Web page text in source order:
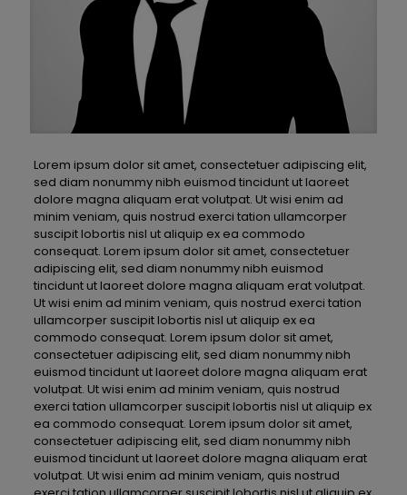
Lorem ipsum dolor sit amet, consectetuer adipiscing elit,
sed diam nonummy nibh euismod tincidunt ut laoreet
dolore magna aliquam erat volutpat. Ut wisi enim ad
minim veniam, quis nostrud exerci tation ullamcorper
suscipit lobortis nisl ut aliquip ex ea commodo
consequat. Lorem ipsum dolor sit amet, consectetuer
adipiscing elit, sed diam nonummy nibh euismod
tincidunt ut laoreet dolore magna aliquam erat volutpat.
Ut wisi enim ad minim veniam, quis nostrud exerci tation
ullamcorper suscipit lobortis nisl ut aliquip ex ea
commodo consequat. Lorem ipsum dolor sit amet,
consectetuer adipiscing elit, sed diam nonummy nibh
euismod tincidunt ut laoreet dolore magna aliquam erat
volutpat. Ut wisi enim ad minim veniam, quis nostrud
exerci tation ullamcorper suscipit lobortis nisl ut aliquip ex
ea commodo consequat. Lorem ipsum dolor sit amet,
consectetuer adipiscing elit, sed diam nonummy nibh
euismod tincidunt ut laoreet dolore magna aliquam erat
volutpat. Ut wisi enim ad minim veniam, quis nostrud